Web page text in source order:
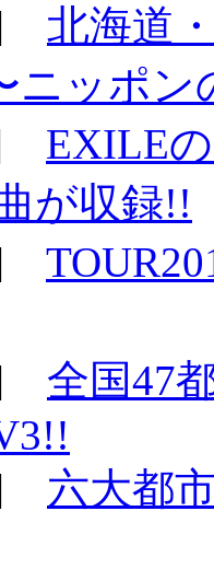
北海道
ニッポ
EXILE
が収録!!
全国47
六大都